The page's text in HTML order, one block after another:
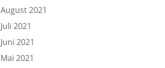
August 2021
Juli 2021
Juni 2021
Mai 2021